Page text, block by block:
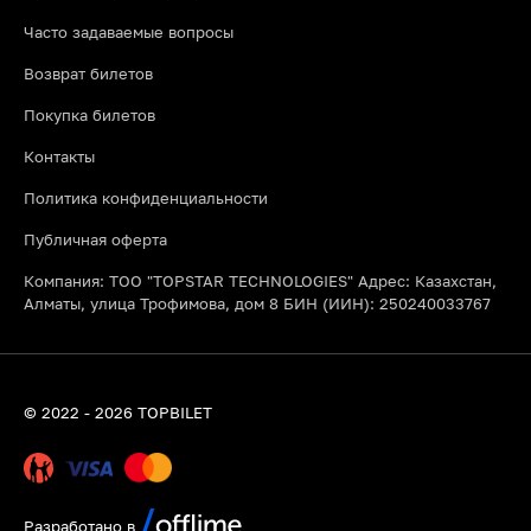
фартуки) и финальный обжиг изделия в печи. Вы просто
приходите, наслаждаетесь процессом и забираете готовую
керамику.
Подходят ли мастер классы по выпечке в Алматы новичкам?
Абсолютно! Большинство кулинарных уроков рассчитано на
объясняют весь процесс, поэтому вкусный результат и
Часто задаваемые вопросы
Возврат билетов
Покупка билетов
Контакты
Политика конфиденциальности
Публичная оферта
Компания: ТОО "TOPSTAR TECHNOLOGIES" Адрес: Казахстан,
Алматы, улица Трофимова, дом 8 БИН (ИИН): 250240033767
© 2022 - 2026 TOPBILET
Разработано в